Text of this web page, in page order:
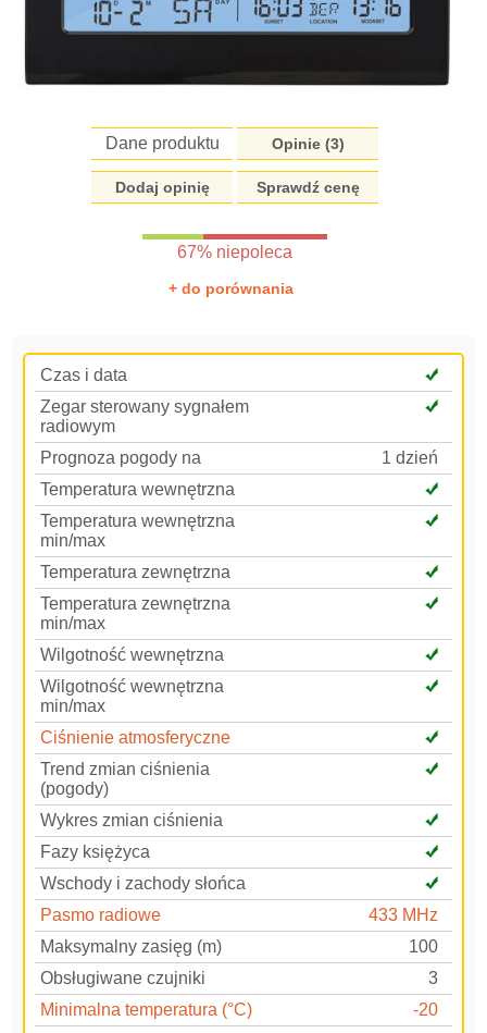
Dane produktu Opinie (3)
Dodaj opinię Sprawdź cenę
67% niepoleca
+ do porównania
Czas i data
Zegar sterowany sygnałem
radiowym
Prognoza pogody na
1 dzień
Temperatura wewnętrzna
Temperatura wewnętrzna
min/max
Temperatura zewnętrzna
Temperatura zewnętrzna
min/max
Wilgotność wewnętrzna
Wilgotność wewnętrzna
min/max
Ciśnienie atmosferyczne
Trend zmian ciśnienia
(pogody)
Wykres zmian ciśnienia
Fazy księżyca
Wschody i zachody słońca
Pasmo radiowe
433 MHz
Maksymalny zasięg (m)
100
Obsługiwane czujniki
3
Minimalna temperatura (°C)
-20